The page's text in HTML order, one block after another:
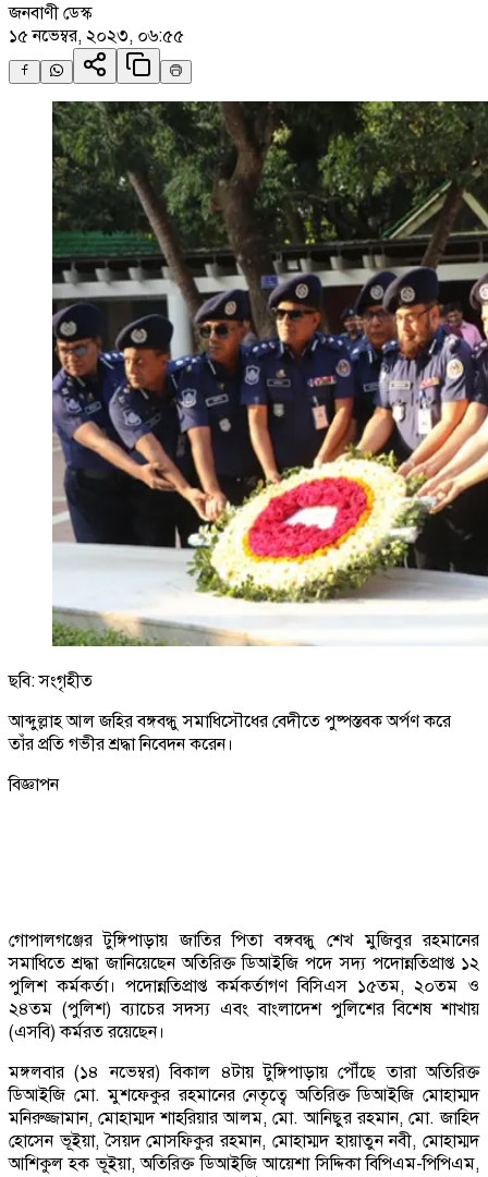
জনবাণী ডেস্ক
১৫ নভেম্বর, ২০২৩, ০৬:৫৫
ছবি: সংগৃহীত
আব্দুল্লাহ আল জহির বঙ্গবন্ধু সমাধিসৌধের বেদীতে পুষ্পস্তবক অর্পণ করে
তাঁর প্রতি গভীর শ্রদ্ধা নিবেদন করেন।
বিজ্ঞাপন
গোপালগঞ্জের টুঙ্গিপাড়ায় জাতির পিতা বঙ্গবন্ধু শেখ মুজিবুর রহমানের
সমাধিতে শ্রদ্ধা জানিয়েছেন অতিরিক্ত ডিআইজি পদে সদ্য পদোন্নতিপ্রাপ্ত ১২
পুলিশ কর্মকর্তা। পদোন্নতিপ্রাপ্ত কর্মকর্তাগণ বিসিএস ১৫তম, ২০তম ও
২৪তম (পুলিশ) ব্যাচের সদস্য এবং বাংলাদেশ পুলিশের বিশেষ শাখায়
(এসবি) কর্মরত রয়েছেন।
মঙ্গলবার (১৪ নভেম্বর) বিকাল ৪টায় টুঙ্গিপাড়ায় পৌঁছে তারা অতিরিক্ত
ডিআইজি মো. মুশফেকুর রহমানের নেতৃত্বে অতিরিক্ত ডিআইজি মোহাম্মদ
মনিরুজ্জামান, মোহাম্মদ শাহরিয়ার আলম, মো. আনিছুর রহমান, মো. জাহিদ
হোসেন ভূইয়া, সৈয়দ মোসফিকুর রহমান, মোহাম্মদ হায়াতুন নবী, মোহাম্মদ
আশিকুল হক ভূইয়া, অতিরিক্ত ডিআইজি আয়েশা সিদ্দিকা বিপিএম-পিপিএম,